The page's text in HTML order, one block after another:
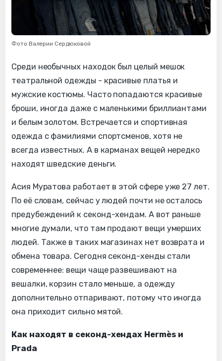
Фото Валерии Сердюковой
Среди необычных находок был целый мешок
театральной одежды - красивые платья и
мужские костюмы. Часто попадаются красивые
броши, иногда даже с маленькими бриллиантами
и белым золотом. Встречается и спортивная
одежда с фамилиями спортсменов, хотя не
всегда известных. А в карманах вещей нередко
находят шведские деньги.
Асия Муратова работает в этой сфере уже 27 лет.
По её словам, сейчас у людей почти не осталось
предубеждений к секонд-хендам. А вот раньше
многие думали, что там продают вещи умерших
людей. Также в таких магазинах нет возврата и
обмена товара. Сегодня секонд-хенды стали
современнее: вещи чаще развешивают на
вешалки, корзин стало меньше, а одежду
дополнительно отпаривают, потому что иногда
она приходит сильно мятой.
Как находят в секонд-хендах Hermès и
Prada